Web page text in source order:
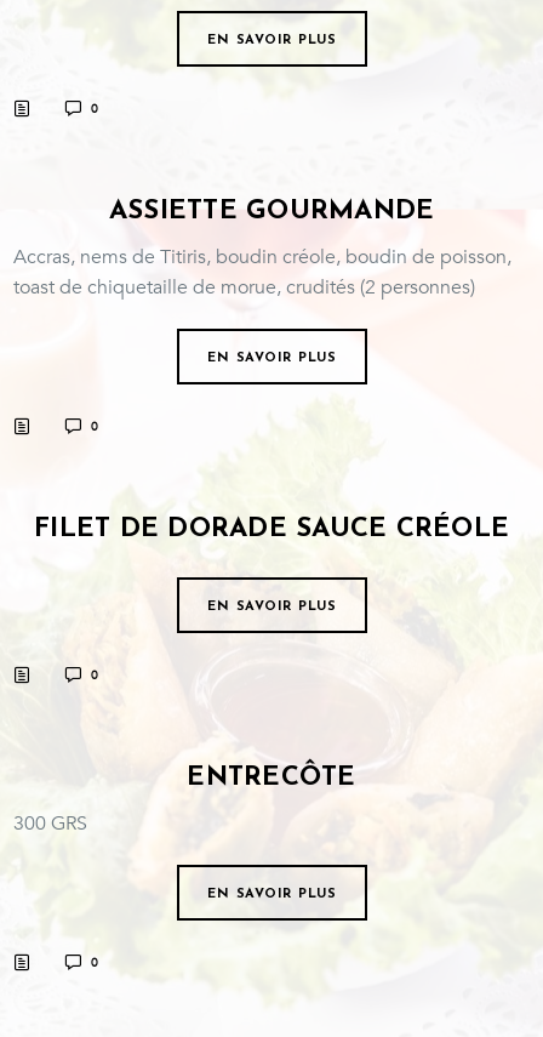
EN SAVOIR PLUS
0
ASSIETTE GOURMANDE
Accras, nems de Titiris, boudin créole, boudin de poisson,
toast de chiquetaille de morue, crudités (2 personnes)
EN SAVOIR PLUS
0
FILET DE DORADE SAUCE CRÉOLE
EN SAVOIR PLUS
0
ENTRECÔTE
300 GRS
EN SAVOIR PLUS
0